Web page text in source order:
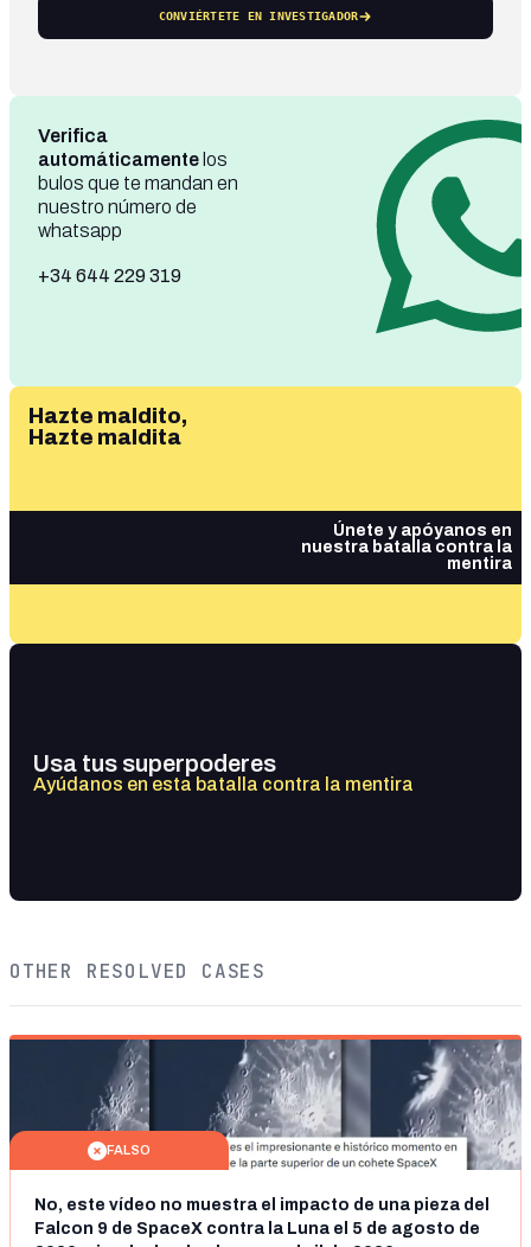
CONVIÉRTETE EN INVESTIGADOR
Verifica
automáticamente los
bulos que te mandan en
nuestro número de
whatsapp
+34 644 229 319
Hazte maldito,
Hazte maldita
Únete y apóyanos en
nuestra batalla contra la
mentira
Usa tus superpoderes
Ayúdanos en esta batalla contra la mentira
OTHER RESOLVED CASES
FALSO
No, este vídeo no muestra el impacto de una pieza del
Falcon 9 de SpaceX contra la Luna el 5 de agosto de